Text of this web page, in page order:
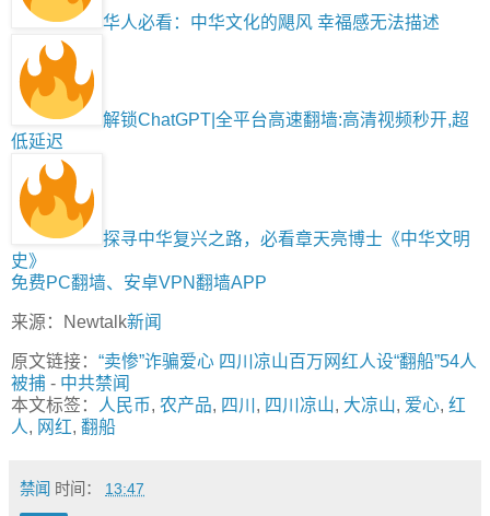
华人必看：中华文化的飓风 幸福感无法描述
解锁ChatGPT|全平台高速翻墙:高清视频秒开,超
低延迟
探寻中华复兴之路，必看章天亮博士《中华文明
史》
免费PC翻墙、安卓VPN翻墙APP
来源：Newtalk新闻
原文链接： “卖惨”诈骗爱心 四川凉山百万网红人设“翻船”54人
被捕 - 中共禁闻
本文标签：
人民币, 农产品, 四川 , 四川凉山, 大凉山, 爱心, 红
人, 网红, 翻船
禁闻 时间： 13:47